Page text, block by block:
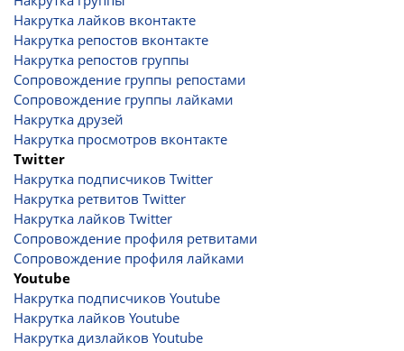
Накрутка лайков вконтакте
Накрутка репостов вконтакте
Накрутка репостов группы
Сопровождение группы репостами
Сопровождение группы лайками
Накрутка друзей
Накрутка просмотров вконтакте
Twitter
Накрутка подписчиков Twitter
Накрутка ретвитов Twitter
Накрутка лайков Twitter
Сопровождение профиля ретвитами
Сопровождение профиля лайками
Youtube
Накрутка подписчиков Youtube
Накрутка лайков Youtube
Накрутка дизлайков Youtube